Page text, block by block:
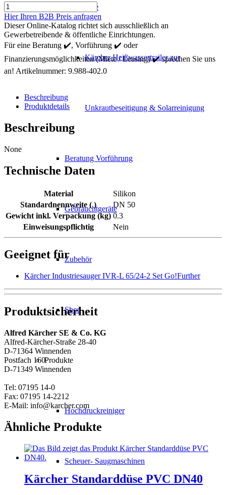
Mietgeräte
Kärcher Heißwassertrailer zur
Unkrautbeseitigung & Solarreinigung
Beratung Vorführung
Gebrauchtgeräte
Zubehör
Shop
Produkte
Hochdruckreiniger
Scheuer- Saugmaschinen
Kärcher
Fugendüse
Silikon
?
flexibel
DN
50
Menge
Hier Ihren B2B Preis anfragen
Dieser Online-Katalog richtet sich ausschließlich an
Gewerbetreibende & öffentliche Einrichtungen.
Für eine Beratung ✔️, Vorführung ✔️ oder
Finanzierungsmöglichkeiten (Miete / Leasing) ✔️ sprechen Sie uns
an! Artikelnummer: 9.988-402.0
Beschreibung
Produktdetails
Beschreibung
None
Technische Daten
Material
Silikon
Standardnennweite ( )
DN 50
Gewicht inkl. Verpackung (kg) 0.3
Einweisungspflichtig
Nein
Geeignet für
Kärcher Industriesauger IVR-L 65/24-2 Set Go!Further
Produktsicherheit
Alfred Kärcher SE & Co. KG
Alfred-Kärcher-Straße 28-40
D-71364 Winnenden
Postfach 160
D-71349 Winnenden
Tel: 07195 14-0
Fax: 07195 14-2212
E-Mail: info@karcher.com
Ähnliche Produkte
Kärcher Standarddüse PVC DN40